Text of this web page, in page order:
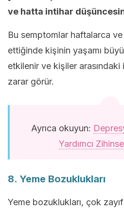
ve hatta intihar
Bu semptomlar haftalarca
ettiğinde kişinin yaşamı
etkilenir ve kişiler
zarar görür.
Ayrıca okuyun:
Yardımcı
8. Yeme Bozuklukları
Yeme bozuklukları, çok